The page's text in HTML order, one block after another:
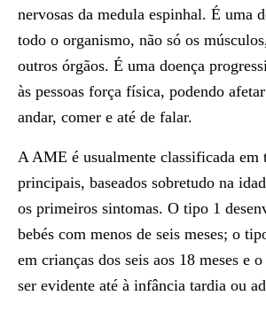
nervosas da medula espinhal. É uma
todo o organismo, não só os
outros órgãos. É uma doença
às pessoas força física, podendo
andar, comer e até de falar.
A AME é usualmente classificada em
principais, baseados sobretudo na
os primeiros sintomas. O tipo 1
bebés com menos de seis meses; o
em crianças dos seis aos 18 meses e
ser evidente até à infância tardia ou